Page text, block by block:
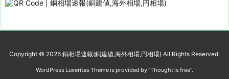
Copyright © 2026 銅相場速報(銅建値,海外相場,円相場) All Rights Reserved.
WordPress Luxeritas Theme is provided by "Thought is free".